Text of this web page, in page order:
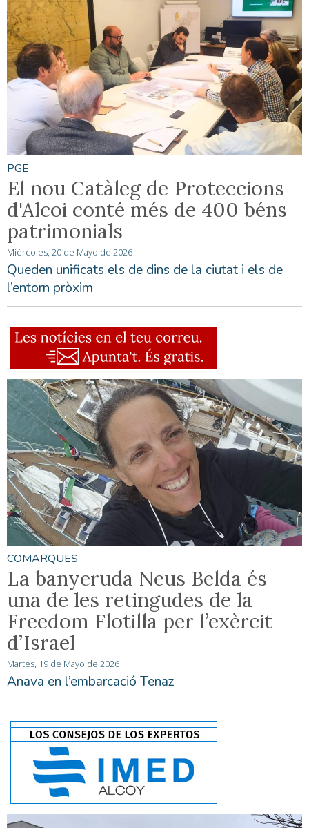
PGE
El nou Catàleg de Proteccions
d'Alcoi conté més de 400 béns
patrimonials
Miércoles, 20 de Mayo de 2026
Queden unificats els de dins de la ciutat i els de
l’entorn pròxim
COMARQUES
La banyeruda Neus Belda és
una de les retingudes de la
Freedom Flotilla per l’exèrcit
d’Israel
Martes, 19 de Mayo de 2026
Anava en l’embarcació Tenaz